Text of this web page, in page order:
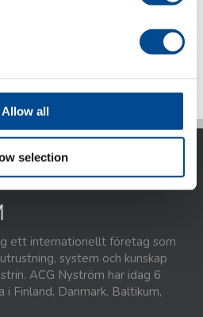
Allow all
selection
ett internationellt företag som
system och kunskap
ACG Nyström har idag 6
Finland, Danmark, Baltikum,